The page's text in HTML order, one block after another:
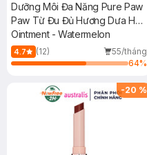
Dưỡng Môi Đa Năng Pure Paw
Paw Từ Đu Đủ Hương Dưa Hấu
25g
Ointment - Watermelon
4.7 (12)
55/tháng
64%
-20 %